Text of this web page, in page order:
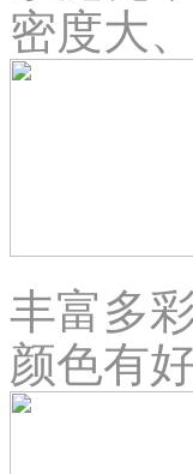
密度大
丰富多
颜色有